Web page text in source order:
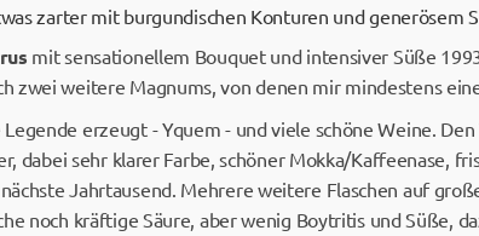
zarter mit burgundischen Konturen und generösem
mit sensationellem Bouquet und intensiver Süße
zwei weitere Magnums, von denen mir mindestens
erzeugt - Yquem - und viele schöne Weine. Den
dabei sehr klarer Farbe, schöner Mokka/Kaffeenase,
Jahrtausend. Mehrere weitere Flaschen auf
noch kräftige Säure, aber wenig Boytritis und Süße,